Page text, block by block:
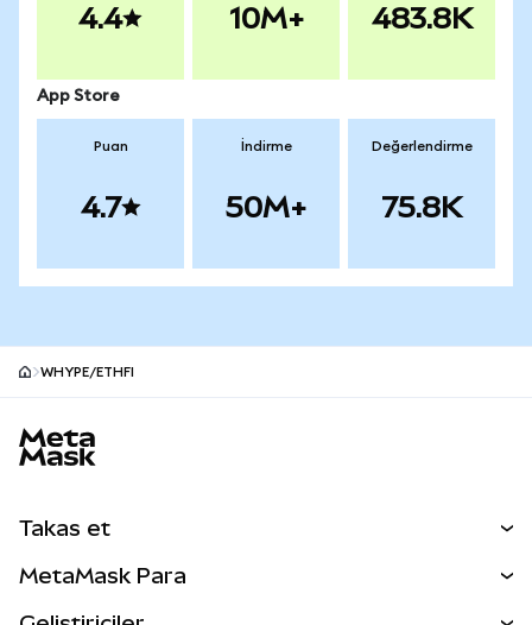
4.4 10M+ 483.8K
App Store
Puan
4.7
İndirme
50M+
Değerlendirme
75.8K
WHYPE/ETHFI
Takas et
MetaMask Para